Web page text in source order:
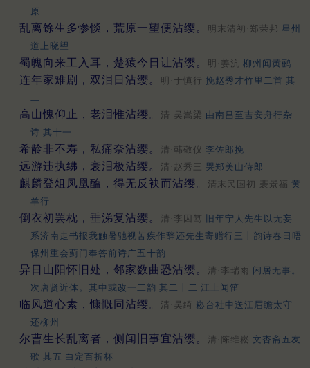
原
乱离馀生多惨惔，荒原一望便沾缨。 明末清初·郑荣邦 星州
道上晓望
蜀魄向来工入耳，楚猿今日让沾缨。 明·姜沆 柳州闻黄鹂
连年家难剧，双泪日沾缨。 明·于慎行 挽赵秀才竹里二首 其
二
高山愧仰止，老泪惟沾缨。 清·吴嵩梁 由南昌至吉安舟行杂
诗 其十一
希龄非不寿，私痛奈沾缨。 清·韩敬仪 李佐郎挽
远游违执绋，衰泪极沾缨。 清·赵秀三 哭郑美山侍郎
麒麟登俎凤凰醢，得无反袂而沾缨。 清末民国初·裴景福 黄
羊行
倒衣初罢枕，垂涕复沾缨。 清·李因笃
旧年宁人先生以无妄
系济南走书报我触暑驰视苦疾作辞还先生寄赠行三十韵诗春日晤
保州重会蓟门奉答前诗广五十韵
异日山阳怀旧处，邻家数曲恐沾缨。 清·李瑞雨 闲居无事。
次唐贤近体。其中或改一二韵 其二十二 江上闻笛
临风道心素，慷慨同沾缨。 清·吴绮 崧台社中送江眉瞻太守
还柳州
尔曹生长乱离者，侧闻旧事宜沾缨。 清·陈维崧 文杏斋五友
歌 其五 白定百折杯